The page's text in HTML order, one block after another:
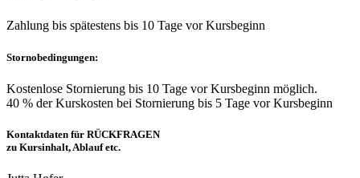
Zahlung bis spätestens bis 10 Tage vor Kursbeginn
Stornobedingungen:
Kostenlose Stornierung bis 10 Tage vor Kursbeginn möglich.
40 % der Kurskosten bei Stornierung bis 5 Tage vor Kursbeginn
Kontaktdaten für RÜCKFRAGEN
zu Kursinhalt, Ablauf etc.